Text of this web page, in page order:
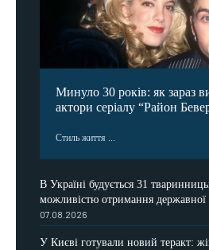
Минуло 30 років: як зараз
актори серіалу “Район
Стиль життя ...
В Україні будується 31
можливістю отримання державної
07.08.2026
У Києві готували новий теракт: